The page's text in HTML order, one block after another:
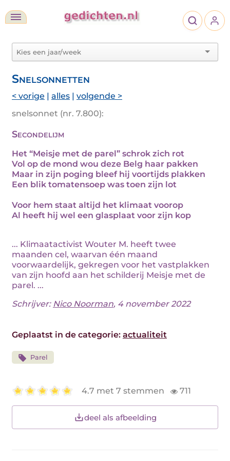
Snelsonnetten
< vorige | alles | volgende >
snelsonnet (nr. 7.800):
Secondelijm
Het “Meisje met de parel” schrok zich rot
Vol op de mond wou deze Belg haar pakken
Maar in zijn poging bleef hij voortijds plakken
Een blik tomatensoep was toen zijn lot
Voor hem staat altijd het klimaat voorop
Al heeft hij wel een glasplaat voor zijn kop
... Klimaatactivist Wouter M. heeft twee
maanden cel, waarvan één maand
voorwaardelijk, gekregen voor het vastplakken
van zijn hoofd aan het schilderij Meisje met de
parel. ...
Schrijver: Nico Noorman, 4 november 2022
Geplaatst in de categorie: actualiteit
Parel
4.7 met 7 stemmen 711
deel als afbeelding